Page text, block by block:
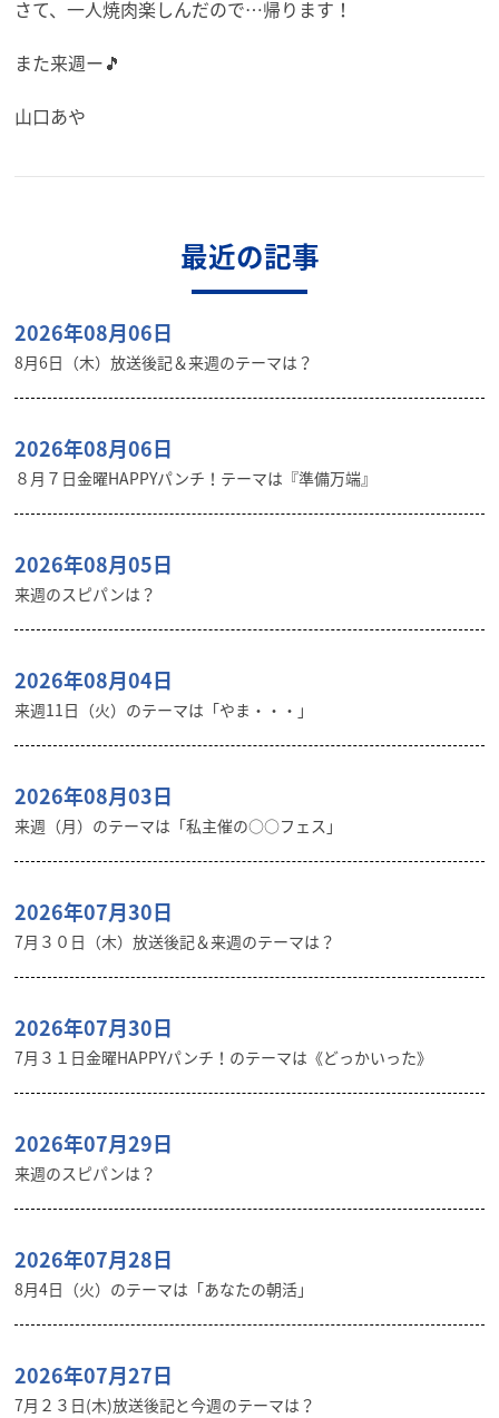
さて、一人焼肉楽しんだので…帰ります！
また来週ー🎵
山口あや
最近の記事
2026年08月06日
8月6日（木）放送後記＆来週のテーマは？
2026年08月06日
８月７日金曜HAPPYパンチ！テーマは『準備万端』
2026年08月05日
来週のスピパンは？
2026年08月04日
来週11日（火）のテーマは「やま・・・」
2026年08月03日
来週（月）のテーマは「私主催の○○フェス」
2026年07月30日
7月３０日（木）放送後記＆来週のテーマは？
2026年07月30日
7月３１日金曜HAPPYパンチ！のテーマは《どっかいった》
2026年07月29日
来週のスピパンは？
2026年07月28日
8月4日（火）のテーマは「あなたの朝活」
2026年07月27日
7月２３日(木)放送後記と今週のテーマは？